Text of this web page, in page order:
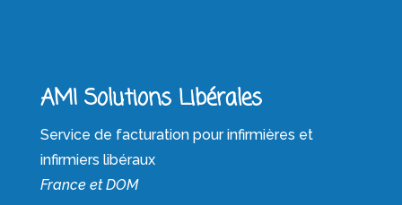
AMI Solutions Libérales
Service de facturation pour infirmières et
infirmiers libéraux
France et DOM